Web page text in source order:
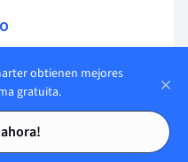
estudio
estudio
obtienen mejores
gratuita.
ahora!